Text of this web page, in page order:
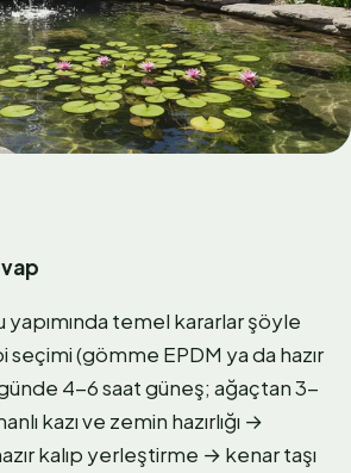
yapımında temel kararlar şöyle
seçimi (gömme EPDM ya da hazır
4-6 saat güneş; ağaçtan 3-
kazı ve zemin hazırlığı →
kalıp yerleştirme → kenar taşı